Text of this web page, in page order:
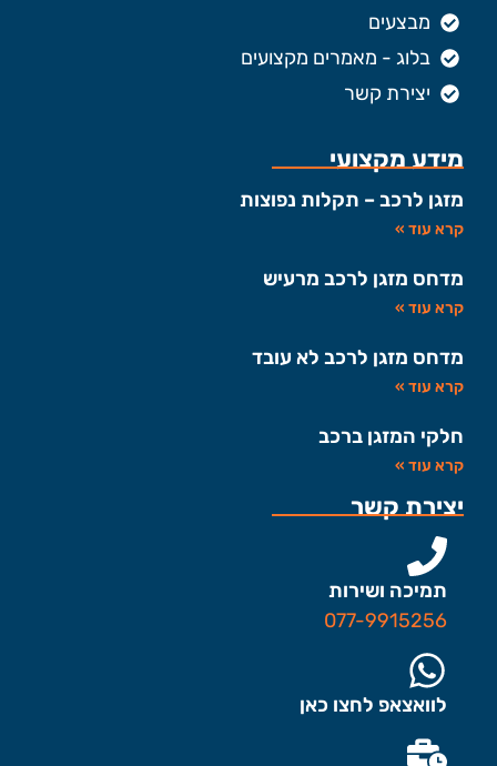
מבצעים
בלוג - מאמרים מקצועים
יצירת קשר
מידע מקצועי
מזגן לרכב – תקלות נפוצות
קרא עוד »
מדחס מזגן לרכב מרעיש
קרא עוד »
מדחס מזגן לרכב לא עובד
קרא עוד »
חלקי המזגן ברכב
קרא עוד »
יצירת קשר
תמיכה ושירות
077-9915256
לוואצאפ לחצו כאן